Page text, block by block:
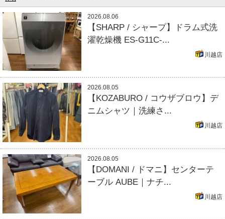
2026.08.06
【SHARP / シャープ】ドラム式洗
濯乾燥機 ES-G11C-...
川越店
2026.08.05
【KOZABURO / コウザブロウ】デ
ニムシャツ｜洗練さ...
川越店
2026.08.05
【DOMANI / ドマニ】センターテ
ーブル AUBE｜ナチ...
川越店